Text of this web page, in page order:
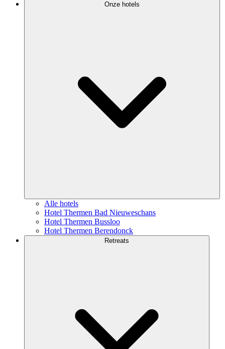
Onze hotels
Alle hotels
Hotel Thermen Bad Nieuweschans
Hotel Thermen Bussloo
Hotel Thermen Berendonck
Retreats